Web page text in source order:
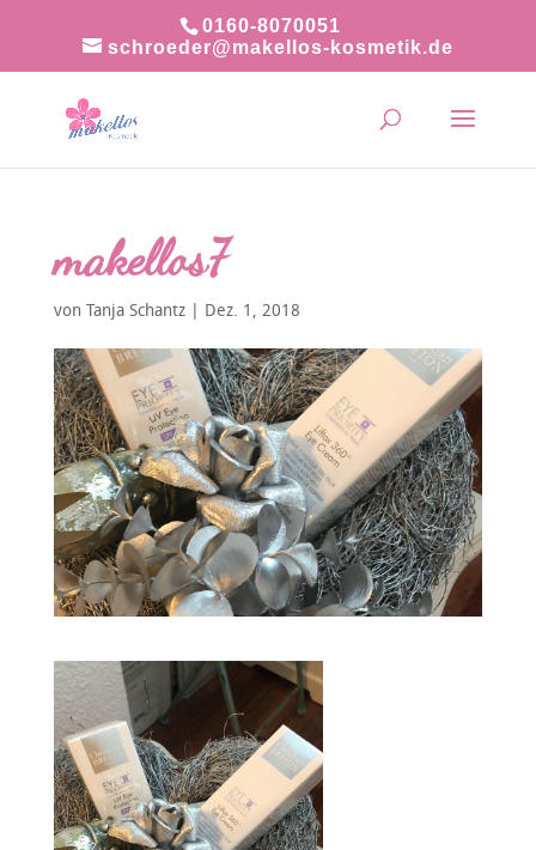
0160-8070051
schroeder@makellos-kosmetik.de
makellos7
von Tanja Schantz| Dez. 1, 2018